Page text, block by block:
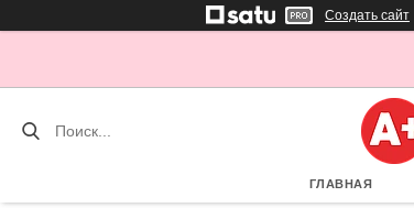
Создать сайт
ГЛАВНАЯ